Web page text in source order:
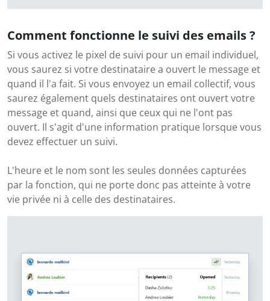
Comment fonctionne le suivi des emails ?
Si vous activez le pixel de suivi pour un email individuel,
vous saurez si votre destinataire a ouvert le message et
quand il l'a fait. Si vous envoyez un email collectif, vous
saurez également quels destinataires ont ouvert votre
message et quand, ainsi que ceux qui ne l'ont pas
ouvert. Il s'agit d'une information pratique lorsque vous
devez effectuer un suivi.
L'heure et le nom sont les seules données capturées
par la fonction, qui ne porte donc pas atteinte à votre
vie privée ni à celle des destinataires.